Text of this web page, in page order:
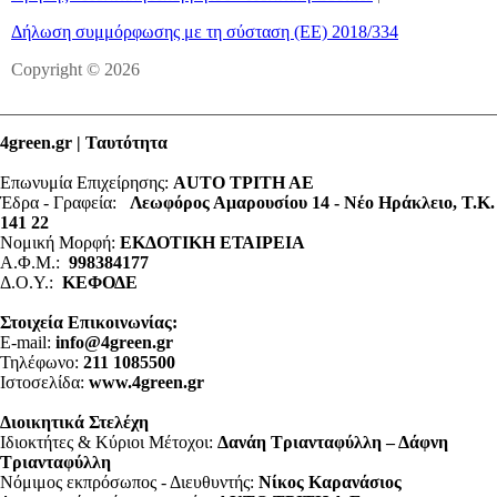
Δήλωση συμμόρφωσης με τη σύσταση (ΕΕ) 2018/334
Copyright © 2026
4green.gr | Ταυτότητα
Επωνυμία Επιχείρησης: AUTO ΤΡΙΤΗ ΑΕ
Έδρα - Γραφεία: Λεωφόρος Αμαρουσίου 14 - Νέο Ηράκλειο, Τ.Κ.
141 22
Νομική Μορφή: ΕΚΔΟΤΙΚΗ ΕΤΑΙΡΕΙΑ
Α.Φ.Μ.: 998384177
Δ.Ο.Υ.: ΚΕΦΟΔΕ
Στοιχεία Επικοινωνίας:
E-mail: info@4green.gr
Τηλέφωνο: 211 1085500
Ιστοσελίδα: www.4green.gr
Διοικητικά Στελέχη
Ιδιοκτήτες & Κύριοι Μέτοχοι: Δανάη Τριανταφύλλη – Δάφνη
Τριανταφύλλη
Νόμιμος εκπρόσωπος - Διευθυντής: Νίκος Καρανάσιος